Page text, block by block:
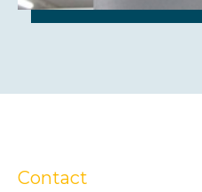
Contact